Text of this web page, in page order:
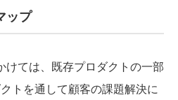
ップ
ては、既存プロダクトの一部
トを通して顧客の課題解決に